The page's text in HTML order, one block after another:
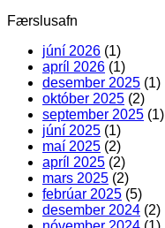
Færslusafn
júní 2026 (1)
apríl 2026 (1)
desember 2025 (1)
október 2025 (2)
september 2025 (1)
júní 2025 (1)
maí 2025 (2)
apríl 2025 (2)
mars 2025 (2)
febrúar 2025 (5)
desember 2024 (2)